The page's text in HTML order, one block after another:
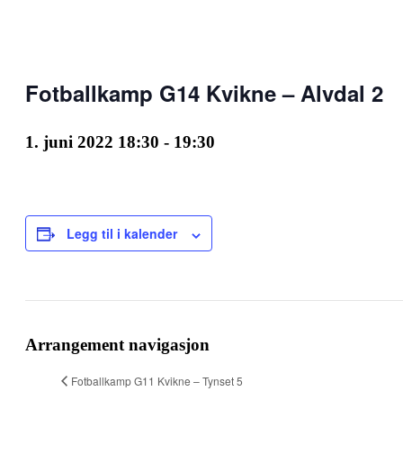
Fotballkamp G14 Kvikne – Alvdal 2
1. juni 2022 18:30 - 19:30
Legg til i kalender
Arrangement navigasjon
Fotballkamp G11 Kvikne – Tynset 5